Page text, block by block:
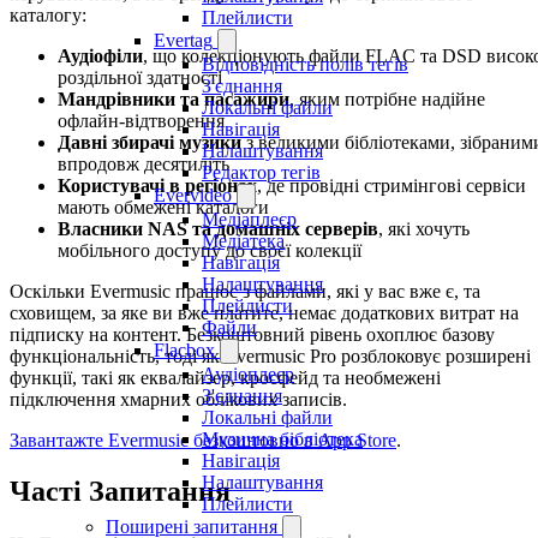
Плейлисти
Evertag
Відповідність полів тегів
З'єднання
Локальні файли
Навігація
Налаштування
Редактор тегів
Evervideo
Медіаплеєр
Медіатека
Навігація
Налаштування
Плейлисти
Файли
Flacbox
Аудіоплеєр
З'єднання
Локальні файли
Музична бібліотека
Навігація
Налаштування
Плейлисти
Поширені запитання
каталогу:
Аудіофіли, що колекціонують файли FLAC та DSD
роздільної здатності
Мандрівники та пасажири, яким потрібне надійне
офлайн-відтворення
Давні збирачі музикиз великими бібліотеками,
впродовж десятиліть
Користувачі в регіонах, де провідні стримінгові сервіси
мають обмежені каталоги
Власники NAS та домашніх серверів, які хочуть
мобільного доступу до своєї колекції
Оскільки Evermusic працює з файлами, які у вас вже є, та
сховищем, за яке ви вже платите, немає додаткових витрат на
підписку на контент. Безкоштовний рівень охоплює базову
функціональність, тоді як Evermusic Pro розблоковує розширені
функції, такі як еквалайзер, кросфейд та необмежені
підключення хмарних облікових записів.
Завантажте Evermusic безкоштовно в App Store.
Часті Запитання